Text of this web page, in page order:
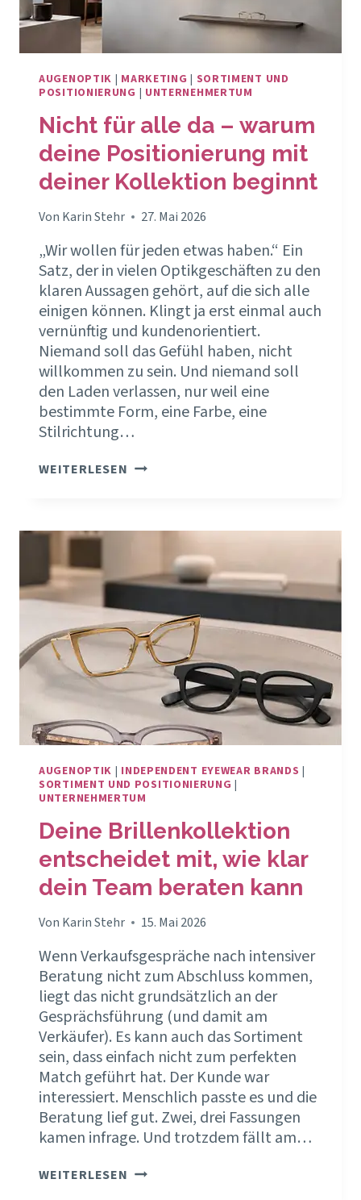
AUGENOPTIK | MARKETING | SORTIMENT UND
POSITIONIERUNG | UNTERNEHMERTUM
Nicht für alle da – warum
deine Positionierung mit
deiner Kollektion beginnt
Von Karin Stehr 27. Mai 2026
„Wir wollen für jeden etwas haben.“ Ein
Satz, der in vielen Optikgeschäften zu den
klaren Aussagen gehört, auf die sich alle
einigen können. Klingt ja erst einmal auch
vernünftig und kundenorientiert.
Niemand soll das Gefühl haben, nicht
willkommen zu sein. Und niemand soll
den Laden verlassen, nur weil eine
bestimmte Form, eine Farbe, eine
Stilrichtung…
WEITERLESEN NICHT
–
POSITIONIERUNG
DEINER
KOLLEKTION
BEGINNT
AUGENOPTIK | INDEPENDENT EYEWEAR BRANDS |
SORTIMENT UND POSITIONIERUNG |
UNTERNEHMERTUM
Deine Brillenkollektion
entscheidet mit, wie klar
dein Team beraten kann
Von Karin Stehr 15. Mai 2026
Wenn Verkaufsgespräche nach intensiver
Beratung nicht zum Abschluss kommen,
liegt das nicht grundsätzlich an der
Gesprächsführung (und damit am
Verkäufer). Es kann auch das Sortiment
sein, dass einfach nicht zum perfekten
Match geführt hat. Der Kunde war
interessiert. Menschlich passte es und die
Beratung lief gut. Zwei, drei Fassungen
kamen infrage. Und trotzdem fällt am…
WEITERLESEN DEINE